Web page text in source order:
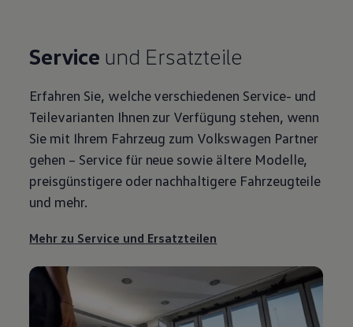
Service und Ersatzteile
Erfahren Sie, welche verschiedenen Service- und
Teilevarianten Ihnen zur Verfügung stehen, wenn
Sie mit Ihrem Fahrzeug zum Volkswagen Partner
gehen – Servicefür neue sowie ältere Modelle,
preisgünstigere oder nachhaltigere Fahrzeugteile
und mehr.
Mehr zu Service und Ersatzteilen